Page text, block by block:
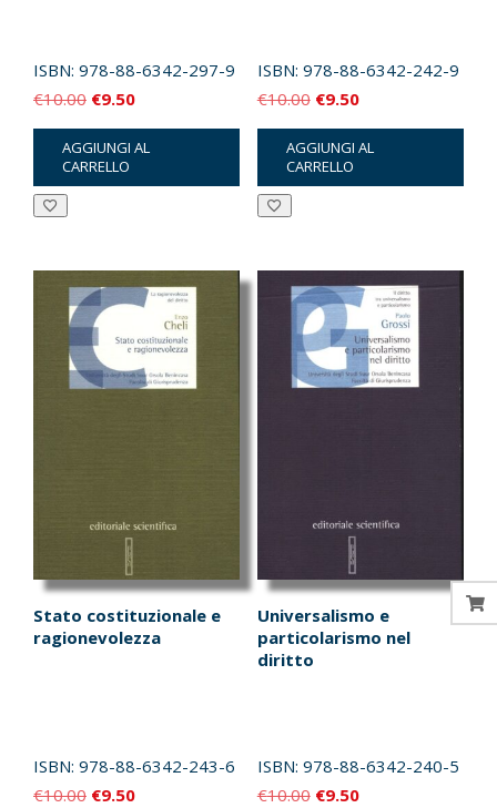
ISBN: 978-88-6342-297-9
€10.00 Il
prezzo
originale
era:
€9.50Il
prezzo
attuale
è:
AGGIUNGI AL
CARRELLO
ISBN: 978-88-6342-242-9
€10.00 Il
prezzo
originale
era:
€9.50Il
prezzo
attuale
è:
AGGIUNGI AL
CARRELLO
Stato costituzionale e
ragionevolezza
ISBN: 978-88-6342-243-6
€10.00 Il
€9.50Il
Universalismo e
particolarismo nel
diritto
ISBN: 978-88-6342-240-5
€10.00 Il
€9.50Il